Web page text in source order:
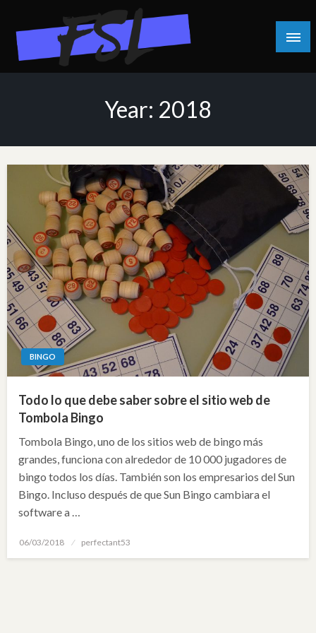
content
Year: 2018
BINGO
Todo lo que debe saber sobre el sitio web de
Tombola Bingo
Tombola Bingo, uno de los sitios web de bingo más
grandes, funciona con alrededor de 10 000 jugadores de
bingo todos los días. También son los empresarios del Sun
Bingo. Incluso después de que Sun Bingo cambiara el
software a …
Posted
06/03/2018 perfectant53